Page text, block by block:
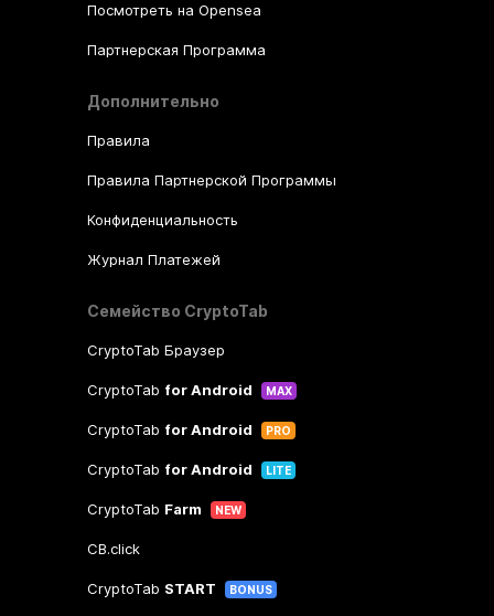
Посмотреть на Opensea
Партнерская Программа
Дополнительно
Правила
Правила Партнерской Программы
Конфиденциальность
Журнал Платежей
Семейство CryptoTab
CryptoTab Браузер
CryptoTab for Android MAX
CryptoTab for Android PRO
CryptoTab for Android LITE
CryptoTab Farm NEW
CB.click
CryptoTab START BONUS